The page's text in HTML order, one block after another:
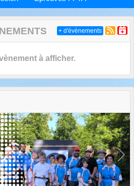
à afficher.
+ d'évènements
Next